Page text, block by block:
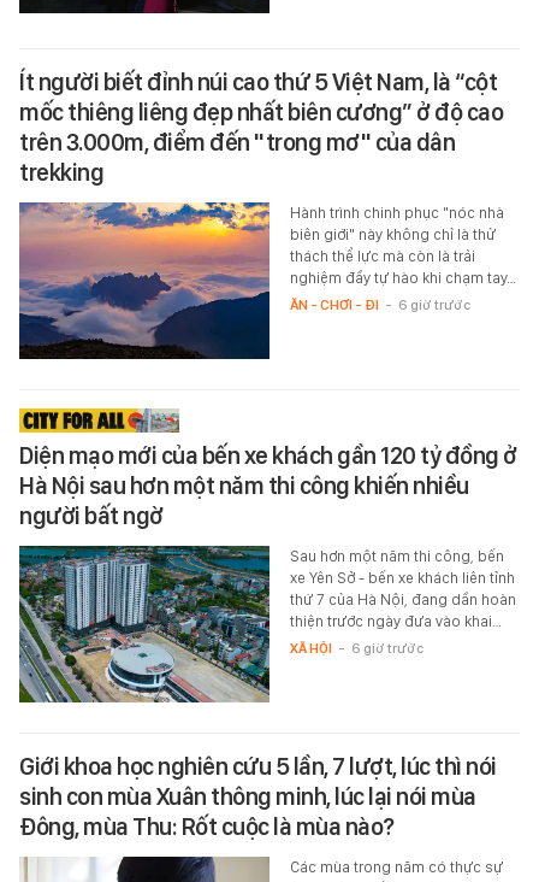
Ít người biết đỉnh núi cao thứ 5 Việt Nam, là “cột
mốc thiêng liêng đẹp nhất biên cương” ở độ cao
trên 3.000m, điểm đến "trong mơ" của dân
trekking
Hành trình chinh phục "nóc nhà
biên giới" này không chỉ là thử
thách thể lực mà còn là trải
nghiệm đầy tự hào khi chạm tay…
ĂN - CHƠI - ĐI - 6 giờ trước
Diện mạo mới của bến xe khách gần 120 tỷ đồng ở
Hà Nội sau hơn một năm thi công khiến nhiều
người bất ngờ
Sau hơn một năm thi công, bến
xe Yên Sở - bến xe khách liên tỉnh
thứ 7 của Hà Nội, đang dần hoàn
thiện trước ngày đưa vào khai…
XÃ HỘI - 6 giờ trước
Giới khoa học nghiên cứu 5 lần, 7 lượt, lúc thì nói
sinh con mùa Xuân thông minh, lúc lại nói mùa
Đông, mùa Thu: Rốt cuộc là mùa nào?
Các mùa trong năm có thực sự